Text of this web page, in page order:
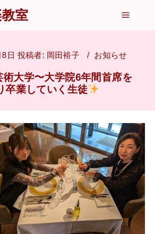
室
日 投稿者: 岡田裕子 お知らせ
術大学〜大学院6年間首席を
卒業していく生徒